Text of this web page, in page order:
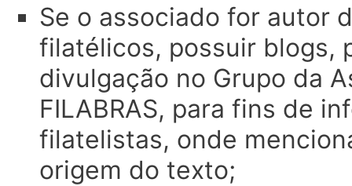
Se o associado for autor
filatélicos, possuir blogs,
divulgação no Grupo da
FILABRAS, para fins de
filatelistas, onde
origem do texto;